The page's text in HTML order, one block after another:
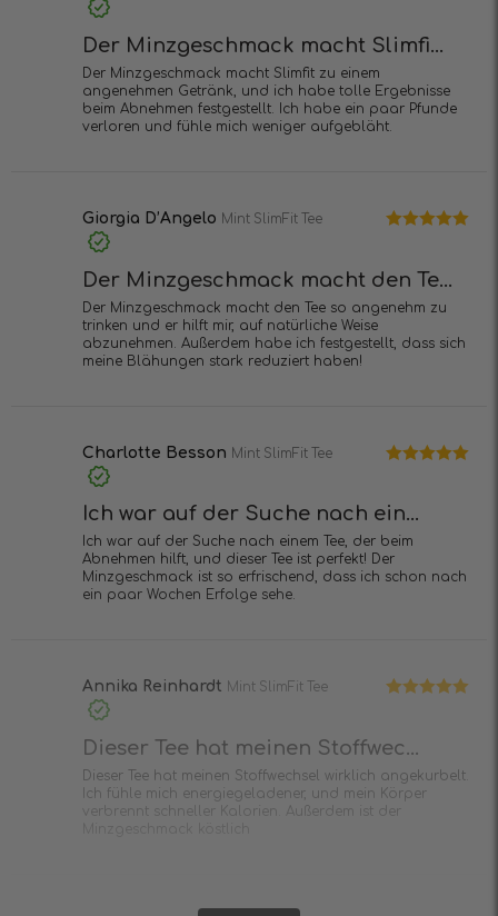
5
Der Minzgeschmack macht Slimfi...
Der Minzgeschmack macht Slimfit zu einem
angenehmen Getränk, und ich habe tolle Ergebnisse
beim Abnehmen festgestellt. Ich habe ein paar Pfunde
verloren und fühle mich weniger aufgebläht.
Giorgia D’Angelo Mint SlimFit Tee
Der Minzgeschmack macht den Te...
Der Minzgeschmack macht den Tee so angenehm zu
trinken und er hilft mir, auf natürliche Weise
abzunehmen. Außerdem habe ich festgestellt, dass sich
meine Blähungen stark reduziert haben!
Charlotte Besson Mint SlimFit Tee
Ich war auf der Suche nach ein...
Ich war auf der Suche nach einem Tee, der beim
Abnehmen hilft, und dieser Tee ist perfekt! Der
Minzgeschmack ist so erfrischend, dass ich schon nach
ein paar Wochen Erfolge sehe.
Annika Reinhardt Mint SlimFit Tee
Dieser Tee hat meinen Stoffwec...
Dieser Tee hat meinen Stoffwechsel wirklich angekurbelt.
Ich fühle mich energiegeladener, und mein Körper
verbrennt schneller Kalorien. Außerdem ist der